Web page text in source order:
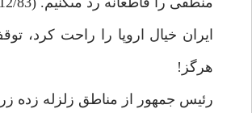
ايران خيال اروپا را راحت كرد،
هرگز!
رئيس جمهور از مناطق زلزله زده